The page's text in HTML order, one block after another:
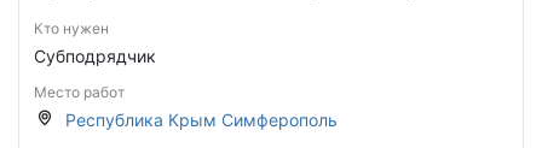
Кто нужен
Субподрядчик
Место работ
Республика Крым Симферополь